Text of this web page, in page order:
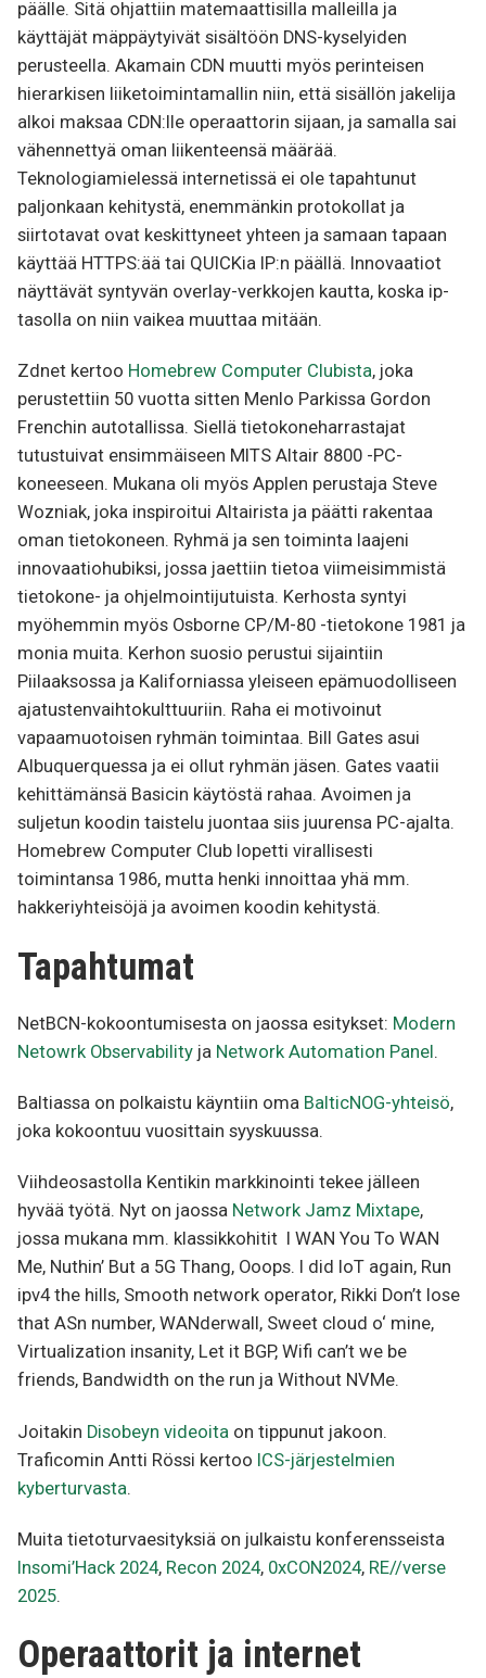
päälle. Sitä ohjattiin matemaattisilla malleilla ja
käyttäjät mäppäytyivät sisältöön DNS-kyselyiden
perusteella. Akamain CDN muutti myös perinteisen
hierarkisen liiketoimintamallin niin, että sisällön jakelija
alkoi maksaa CDN:lle operaattorin sijaan, ja samalla sai
vähennettyä oman liikenteensä määrää.
Teknologiamielessä internetissä ei ole tapahtunut
paljonkaan kehitystä, enemmänkin protokollat ja
siirtotavat ovat keskittyneet yhteen ja samaan tapaan
käyttää HTTPS:ää tai QUICKia IP:n päällä. Innovaatiot
näyttävät syntyvän overlay-verkkojen kautta, koska ip-
tasolla on niin vaikea muuttaa mitään.
Zdnet kertoo Homebrew Computer Clubista, joka
perustettiin 50 vuotta sitten Menlo Parkissa Gordon
Frenchin autotallissa. Siellä tietokoneharrastajat
tutustuivat ensimmäiseen MITS Altair 8800 -PC-
koneeseen. Mukana oli myös Applen perustaja Steve
Wozniak, joka inspiroitui Altairista ja päätti rakentaa
oman tietokoneen. Ryhmä ja sen toiminta laajeni
innovaatiohubiksi, jossa jaettiin tietoa viimeisimmistä
tietokone- ja ohjelmointijutuista. Kerhosta syntyi
myöhemmin myös Osborne CP/M-80 -tietokone 1981 ja
monia muita. Kerhon suosio perustui sijaintiin
Piilaaksossa ja Kaliforniassa yleiseen epämuodolliseen
ajatustenvaihtokulttuuriin. Raha ei motivoinut
vapaamuotoisen ryhmän toimintaa. Bill Gates asui
Albuquerquessa ja ei ollut ryhmän jäsen. Gates vaatii
kehittämänsä Basicin käytöstä rahaa. Avoimen ja
suljetun koodin taistelu juontaa siis juurensa PC-ajalta.
Homebrew Computer Club lopetti virallisesti
toimintansa 1986, mutta henki innoittaa yhä mm.
hakkeriyhteisöjä ja avoimen koodin kehitystä.
Tapahtumat
NetBCN-kokoontumisesta on jaossa esitykset: Modern
Netowrk Observability ja Network Automation Panel.
Baltiassa on polkaistu käyntiin oma BalticNOG-yhteisö,
joka kokoontuu vuosittain syyskuussa.
Viihdeosastolla Kentikin markkinointi tekee jälleen
hyvää työtä. Nyt on jaossa Network Jamz Mixtape,
jossa mukana mm. klassikkohitit I WAN You To WAN
Me, Nuthin’ But a 5G Thang, Ooops. I did IoT again, Run
ipv4 the hills, Smooth network operator, Rikki Don’t lose
that ASn number, WANderwall, Sweet cloud o‘ mine,
Virtualization insanity, Let it BGP, Wifi can’t we be
friends, Bandwidth on the run ja Without NVMe.
Joitakin Disobeyn videoita on tippunut jakoon.
Traficomin Antti Rössi kertoo ICS-järjestelmien
kyberturvasta.
Muita tietoturvaesityksiä on julkaistu konferensseista
Insomi’Hack 2024, Recon 2024, 0xCON2024, RE//verse
2025.
Operaattorit ja internet